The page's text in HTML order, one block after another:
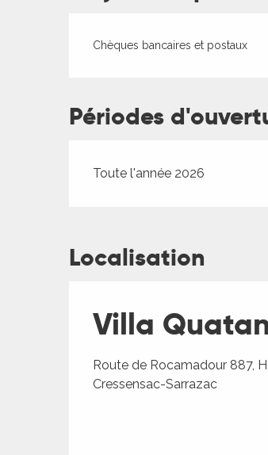
Chèques bancaires et postaux
Périodes
Toute l'année 2026
Localisation
Villa
Route de Rocamadour 887,
Cressensac-Sarrazac